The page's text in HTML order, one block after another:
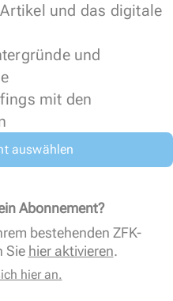
und das digitale
und
mit den
auswählen
Abonnement?
bestehenden ZFK-
Sie hier aktivieren.
hier an.